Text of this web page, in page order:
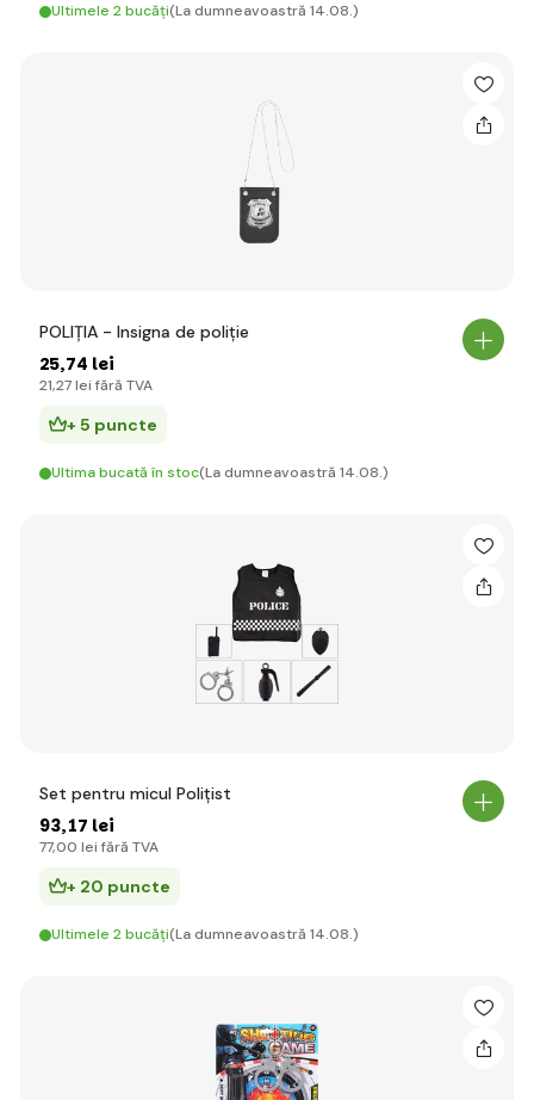
Ultimele 2 bucăți(La dumneavoastră 14.08.)
POLIȚIA - Insigna de poliție
25,74 lei
21,27 lei fără TVA
+ 5 puncte
Ultima bucată în stoc(La dumneavoastră 14.08.)
Set pentru micul Polițist
93,17 lei
77,00 lei fără TVA
+ 20 puncte
Ultimele 2 bucăți(La dumneavoastră 14.08.)